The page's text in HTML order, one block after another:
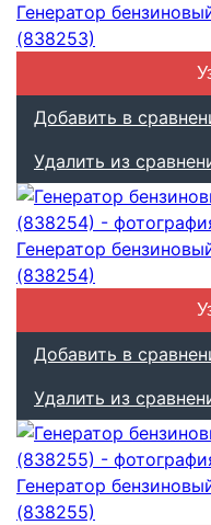
Генератор
(838253)
Добавить в
Удалить из
Генератор
(838254)
Добавить в
Удалить из
Генератор
(838255)